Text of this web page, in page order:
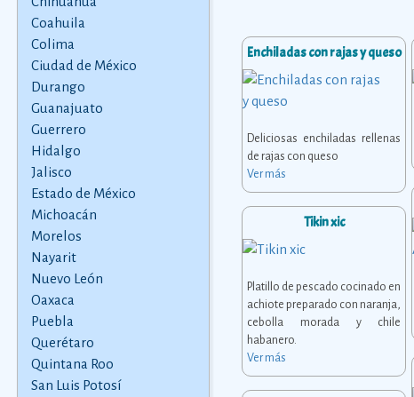
Coahuila
Colima
Ciudad de México
Durango
Guanajuato
Guerrero
Hidalgo
Jalisco
Estado de México
Michoacán
Morelos
Nayarit
Nuevo León
Oaxaca
Puebla
Querétaro
Quintana Roo
San Luis Potosí
Enchiladas con rajas y queso
Deliciosas enchiladas rellenas
de rajas con queso
Ver más
Tikin xic
Platillo de pescado cocinado en
achiote preparado con naranja,
cebolla morada y chile
habanero.
Ver más